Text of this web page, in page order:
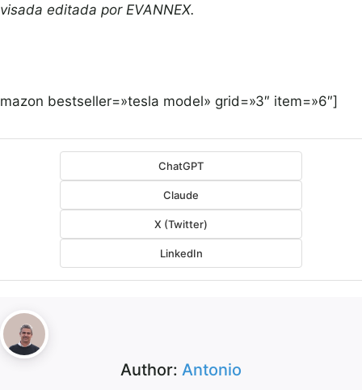
editada por EVANNEX.
bestseller=»tesla model» grid=»3″ item=»6″]
ChatGPT
Claude
X (Twitter)
LinkedIn
Author: Antonio